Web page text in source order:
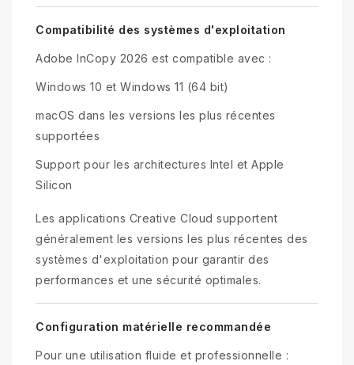
Compatibilité des systèmes d'exploitation
Adobe InCopy 2026 est compatible avec :
Windows 10 et Windows 11 (64 bit)
macOS dans les versions les plus récentes
supportées
Support pour les architectures Intel et Apple
Silicon
Les applications Creative Cloud supportent
généralement les versions les plus récentes des
systèmes d'exploitation pour garantir des
performances et une sécurité optimales.
Configuration matérielle recommandée
Pour une utilisation fluide et professionnelle :